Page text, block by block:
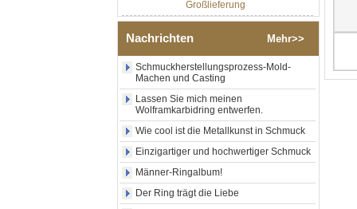
Fabrikgroßhandel mit 8 mm
Wolframkarbid-Ring,
zerkleinertem blauem Opal
mit synthetischem
Malachitstreifen, Herren-
Ehering, individuelle innere
Lasergravur, OEM-ODM-
Großlieferung
Fabrikgroßhandel mit
schwarzem, poliertem,
quadratischem Siegelring
aus Wolframkarbid,
Holzeinlage mit Abalone-
Nachrichten Mehr>>
Schmuckherstellungsprozess-Mold-
Machen und Casting
Lassen Sie mich meinen
Wolframkarbidring entwerfen.
Wie cool ist die Metallkunst in Schmuck
Einzigartiger und hochwertiger Schmuck
Männer-Ringalbum!
Der Ring trägt die Liebe